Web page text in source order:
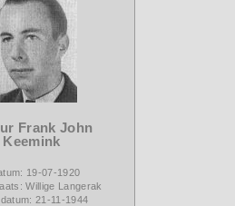
Frank John
Keemink
19-07-1920
Willige Langerak
21-11-1944